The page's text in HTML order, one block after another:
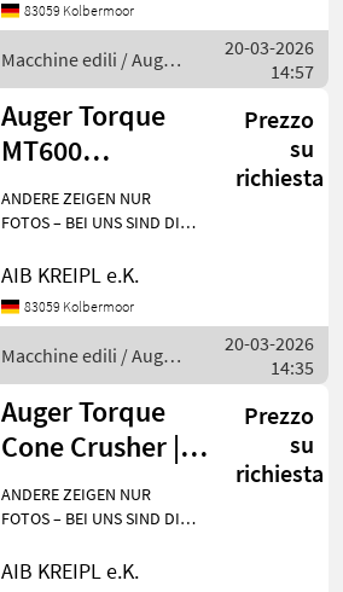
WARUM WARTEN, WENN´S
Einfach anf
83059 Kolbermoor
Macchine edili / Auger
Torque
20-03-2026
14:57
Auger Torque
MT600
Grabenfräse |
2,5-4,5t Bagger
Prezzo
su
richiesta
ANDERE ZEIGEN NUR
FOTOS – BEI UNS SIND DIE
Besichtigen - anfassen -
WARUM WARTEN, WENN´S
Einfach anf
AIB KREIPL e.K.
83059 Kolbermoor
Macchine edili / Auger
Torque
20-03-2026
14:35
Auger Torque
Cone Crusher |
Brecherlöffel | 3-
10t Bagger
Prezzo
su
richiesta
ANDERE ZEIGEN NUR
FOTOS – BEI UNS SIND DIE
Besichtigen - anfassen -
AIB KREIPL e.K.